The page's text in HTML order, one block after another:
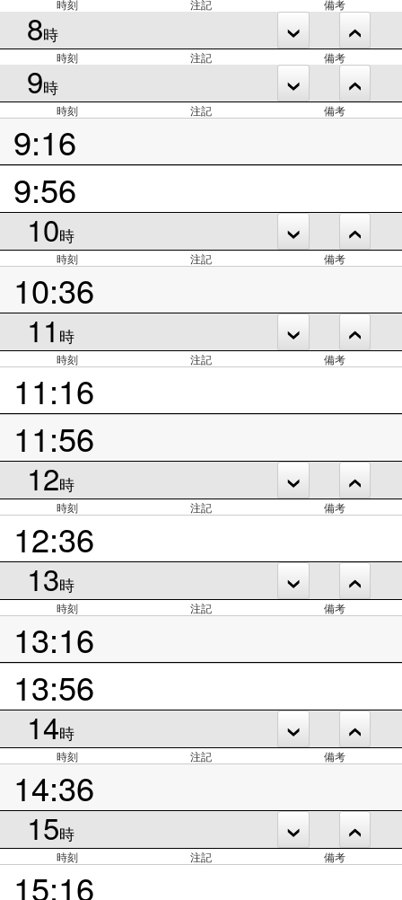
時刻 注記 備考
8時
時刻 注記 備考
9時
時刻 注記 備考
9:16
9:56
10時
時刻 注記 備考
10:36
11 時
時刻 注記 備考
11:16
11:56
12時
時刻 注記 備考
12:36
13時
時刻 注記 備考
13:16
13:56
14時
時刻 注記 備考
14:36
15時
時刻 注記 備考
15:16